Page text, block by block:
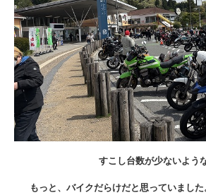
すこし台数が少ないよう
もっと、バイクだらけだと思っていました